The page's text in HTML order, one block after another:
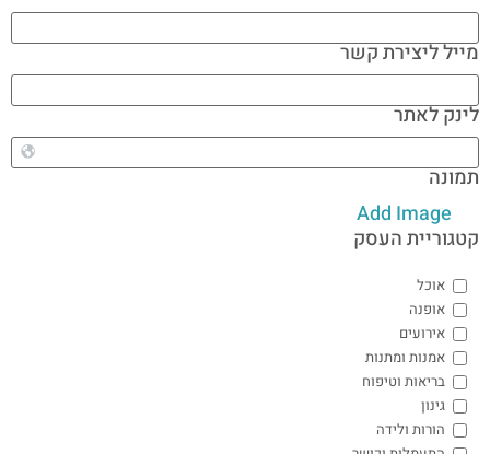
מייל ליצירת קשר
לינק לאתר
תמונה
Add Image
קטגוריית העסק
אוכל
אופנה
אירועים
אמנות ומתנות
בריאות וטיפוח
גינון
הורות ולידה